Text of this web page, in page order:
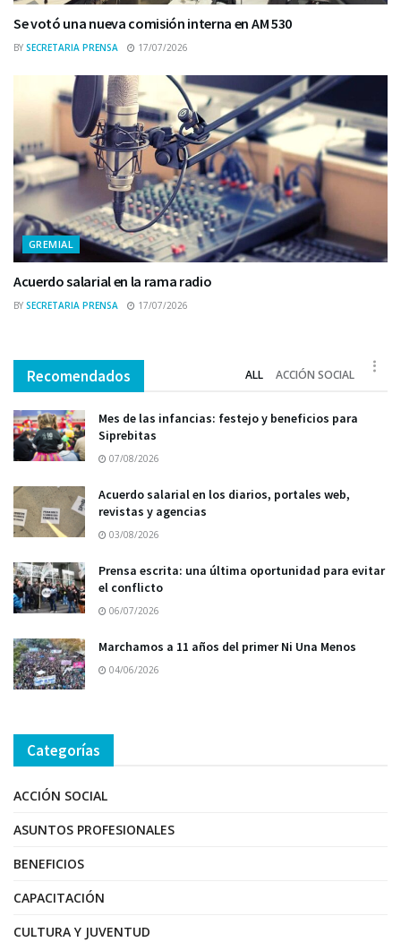
Se votó una nueva comisión interna en AM 530
BY SECRETARIA PRENSA 17/07/2026
GREMIAL
Acuerdo salarial en la rama radio
BY SECRETARIA PRENSA 17/07/2026
Recomendados ALL ACCIÓN SOCIAL
Mes de las infancias: festejo y beneficios para
Siprebitas
07/08/2026
Acuerdo salarial en los diarios, portales web,
revistas y agencias
03/08/2026
Prensa escrita: una última oportunidad para evitar
el conflicto
06/07/2026
Marchamos a 11 años del primer Ni Una Menos
04/06/2026
Categorías
ACCIÓN SOCIAL
ASUNTOS PROFESIONALES
BENEFICIOS
CAPACITACIÓN
CULTURA Y JUVENTUD